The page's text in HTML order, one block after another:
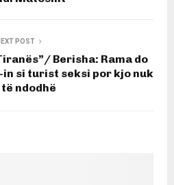
POST
Berisha: Rama do
si turist seksi por kjo nuk
të ndodhë